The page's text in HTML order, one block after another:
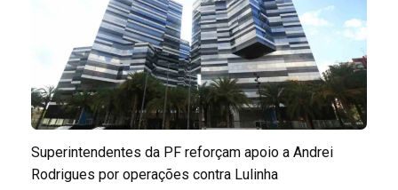
Superintendentes da PF reforçam apoio a Andrei
Rodrigues por operações contra Lulinha